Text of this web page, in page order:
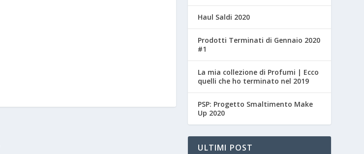
Haul Saldi 2020
Prodotti Terminati di Gennaio 2020
#1
La mia collezione di Profumi | Ecco
quelli che ho terminato nel 2019
PSP: Progetto Smaltimento Make
Up 2020
ULTIMI POST